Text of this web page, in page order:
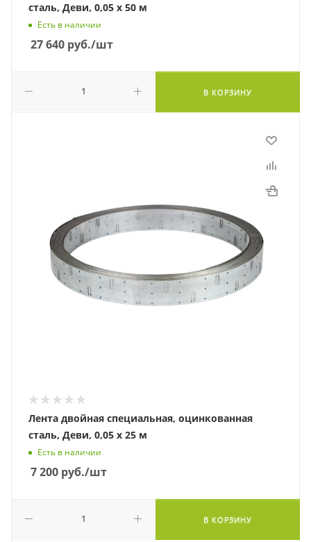
сталь, Деви, 0,05 х 50 м
Есть в наличии
27 640 руб./шт
В КОРЗИНУ
Лента двойная специальная, оцинкованная
сталь, Деви, 0,05 х 25 м
Есть в наличии
7 200 руб./шт
В КОРЗИНУ